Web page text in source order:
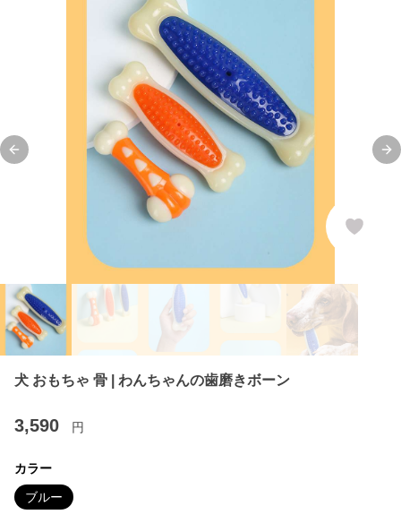
Previous slide
犬 おもちゃ 骨 | わんちゃんの歯磨きボーン
3,590 円
カラー
ブルー